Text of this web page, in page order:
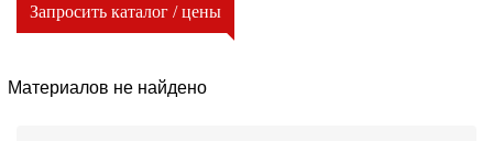
Запросить каталог / цены
Материалов не найдено